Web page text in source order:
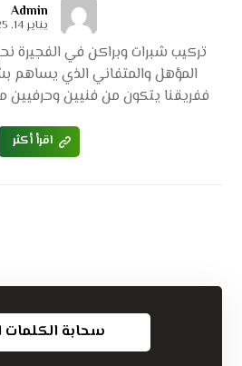
Admin
يناير 14, 2025
تركيب شبرات وبراكن في الفجيرة
المؤهل والمتفاني الذي يساهم
ففريقنا يتكون من فنيين وحرفيين
اقرأ أكثر
سحابة الكلمات